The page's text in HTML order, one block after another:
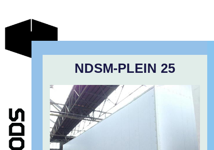
NDSM-PLEIN 25